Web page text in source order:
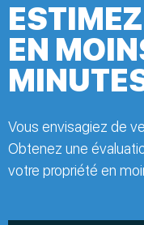
EN
Vous envisagiez de
Obtenez une
votre propriété en